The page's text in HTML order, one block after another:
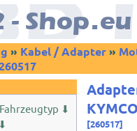
» Kabel / Adapter»
⬇
[260517]